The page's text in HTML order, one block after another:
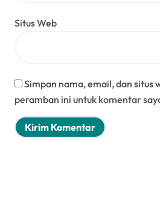
Situs Web
Simpan nama, email, dan situs
peramban ini untuk komentar